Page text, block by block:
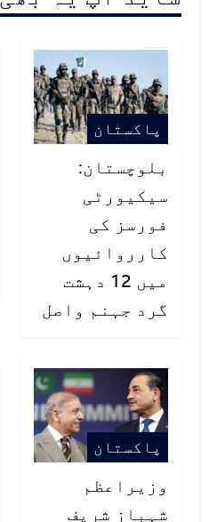
پاکستان
بلوچستان:
سیکیورٹی
فورسز کی
کارروائیوں
میں 12 دہشت
گرد جہنم واصل
پاکستان
وزیراعظم
شہباز شریف